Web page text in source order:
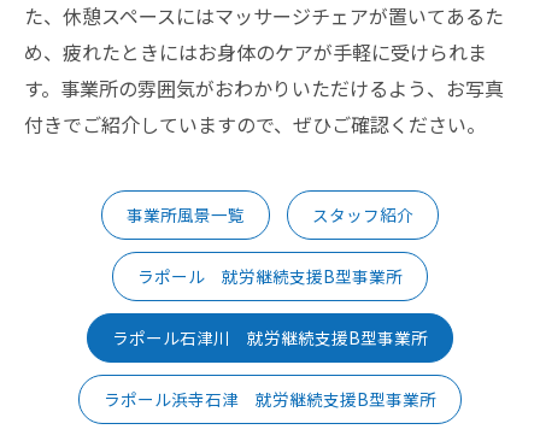
た、休憩スペースにはマッサージチェアが置いてあるた
め、疲れたときにはお身体のケアが手軽に受けられま
す。事業所の雰囲気がおわかりいただけるよう、お写真
付きでご紹介していますので、ぜひご確認ください。
事業所風景一覧 スタッフ紹介
ラポール 就労継続支援B型事業所
ラポール石津川 就労継続支援B型事業所
ラポール浜寺石津 就労継続支援B型事業所